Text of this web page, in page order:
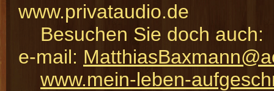
Besuchen Sie doch auch:
e-mail:
www.mein-leben-